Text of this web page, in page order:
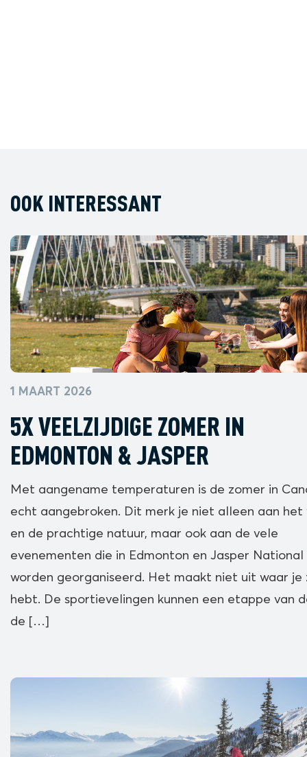
OOK INTERESSANT
1 MAART 2026
5X VEELZIJDIGE ZOMER IN
EDMONTON & JASPER
Met aangename temperaturen is de zomer in
echt aangebroken. Dit merk je niet alleen aan het
en de prachtige natuur, maar ook aan de vele
evenementen die in Edmonton en Jasper National
worden georganiseerd. Het maakt niet uit waar je
hebt. De sportievelingen kunnen een etappe van
de […]